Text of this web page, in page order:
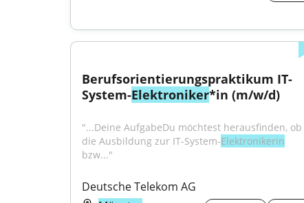
Berufsorientierungspraktikum IT-
System-Elektroniker*in (m/w/d)
"...Deine AufgabeDu möchtest herausfinden, ob
die Ausbildung zur IT-System-Elektronikerin
bzw..."
Deutsche Telekom AG